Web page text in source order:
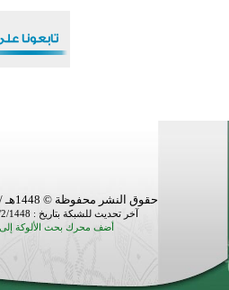
حقوق النشر محفوظة © 1448هـ / 2026م لموقع
آخر تحديث للشبكة بتاريخ : 26/2/1448هـ - الساعة: 10:7
أضف محرك بحث الألوكة